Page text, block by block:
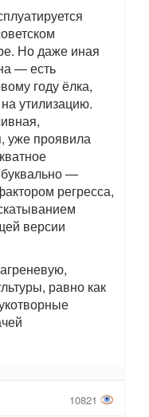
Но даже иная
— есть
году ёлка,
утилизацию.
уже проявила
—
регресса,
версии
равно как
10821